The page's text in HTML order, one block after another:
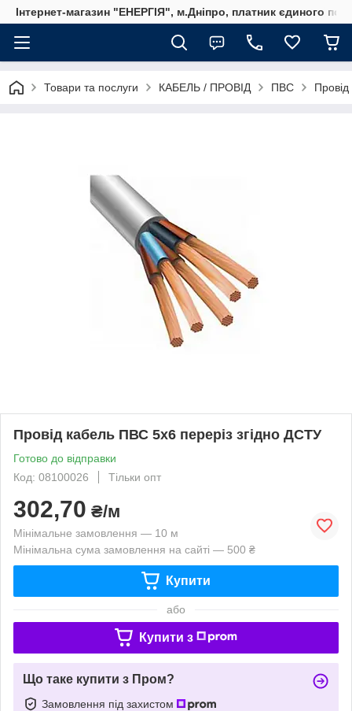
Інтернет-магазин "ЕНЕРГІЯ", м.Дніпро, платник єдиного
Товари та послуги КАБЕЛЬ / ПРОВІД ПВС
Провід кабель ПВС 5х6 переріз згідно ДСТУ
Готово до відправки
Код: 08100026
Тільки опт
302,70 ₴/м
Мінімальне замовлення — 10 м
Мінімальна сума замовлення на сайті — 500 ₴
Купити
або
Купити з
Що таке купити з Пром?
Замовлення під захистом